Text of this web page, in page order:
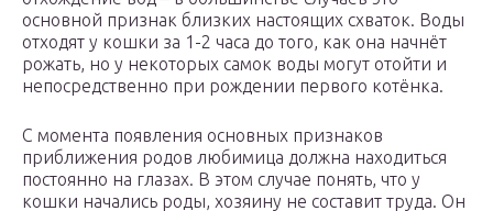
основной признак близких настоящих схваток. Воды
отходят у кошки за 1-2 часа до того, как она начнёт
рожать, но у некоторых самок воды могут отойти и
непосредственно при рождении первого котёнка.
С момента появления основных признаков
приближения родов любимица должна находиться
постоянно на глазах. В этом случае понять, что у
кошки начались роды, хозяину не составит труда. Он